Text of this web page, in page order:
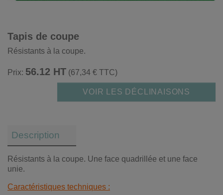
Tapis de coupe
Résistants à la coupe.
Prix: 56.12 HT (67,34 € TTC)
VOIR LES DÉCLINAISONS
Description
Résistants à la coupe. Une face quadrillée et une face
unie.
Caractéristiques techniques :